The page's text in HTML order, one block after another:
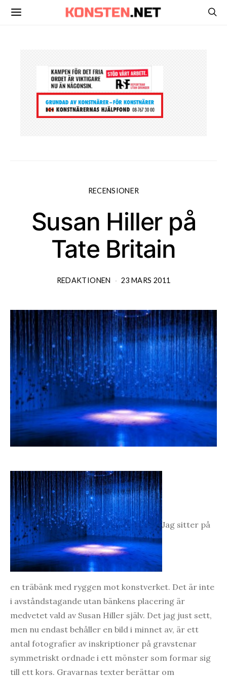
RECENSIONER
Susan Hiller på
Tate Britain
REDAKTIONEN 23 MARS 2011
Jag sitter på
en träbänk med ryggen mot konstverket. Det är inte
i avståndstagande utan bänkens placering är
medvetet vald av Susan Hiller själv. Det jag just sett,
men nu endast behåller en bild i minnet av, är ett
antal fotografier av inskriptioner på gravstenar
symmetriskt ordnade i ett mönster som formar sig
till ett kors. Gravarnas texter berättar om